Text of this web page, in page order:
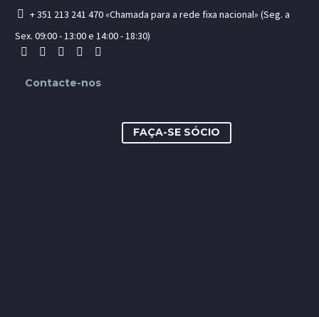
+ 351 213 241 470 «Chamada para a rede fixa nacional» (Seg. a
Sex. 09:00 - 13:00 e 14:00 - 18:30)
Contacte-nos
FAÇA-SE SÓCIO